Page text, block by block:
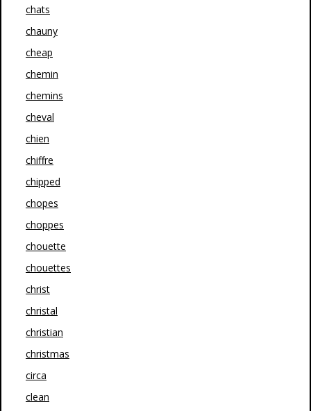
chats
chauny
cheap
chemin
chemins
cheval
chien
chiffre
chipped
chopes
choppes
chouette
chouettes
christ
christal
christian
christmas
circa
clean